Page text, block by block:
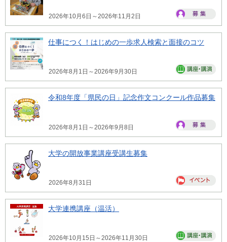
2026年10月6日～2026年11月2日
仕事につく！はじめの一歩求人検索と面接のコツ
2026年8月1日～2026年9月30日
令和8年度「県民の日」記念作文コンクール作品募集
2026年8月1日～2026年9月8日
大学の開放事業講座受講生募集
2026年8月31日
大学連携講座（温活）
2026年10月15日～2026年11月30日